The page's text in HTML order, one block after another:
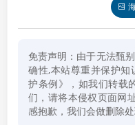
免责声明：由于无法甄
确性,本站尊重并保护知
护条例》，如我们转载
们，请将本侵权页面网
感抱歉，我们会做删除处